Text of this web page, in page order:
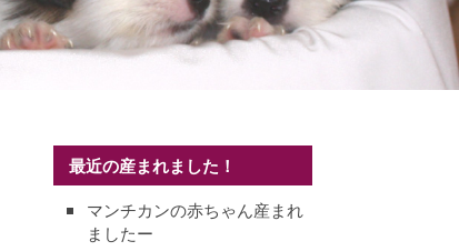
最近の産まれました！
マンチカンの赤ちゃん産まれ
ましたー